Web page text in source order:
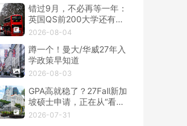
错过9月，不必再等一年：
英国QS前200大学还有春
季硕士！
2026-08-04
蹲一个！曼大/华威27年入
学政策早知道
2026-08-03
GPA高就稳了？27Fall新加
坡硕士申请，正在从“看
分”转向“看整套证据”
2026-07-31